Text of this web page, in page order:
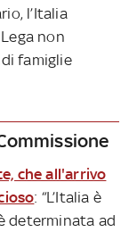
l’Italia
non
famiglie
che all'arrivo
: “L’Italia è
determinata ad